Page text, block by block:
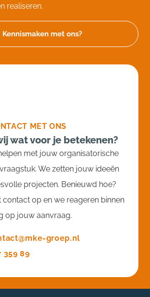
realiseren.
Kennismaken met ons?
MET ONS
wat voor je betekenen?
met jouw organisatorische
We zetten jouw ideeën
projecten. Benieuwd hoe?
contact op en we reageren binnen
op jouw aanvraag.
groep.nl
359 89